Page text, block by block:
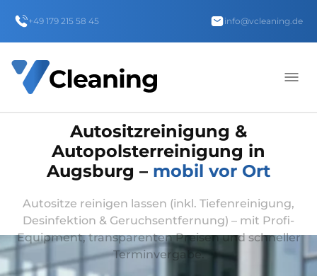
+49 179 215 58 45 info@vcleaning.de
Autositzreinigung &
Autopolsterreinigung in
Augsburg – mobil vor Ort
Autositze reinigen lassen (inkl. Tiefenreinigung,
Desinfektion & Geruchsentfernung) – mit Profi-
Equipment, transparenten Preisen und schneller
Terminvergabe.